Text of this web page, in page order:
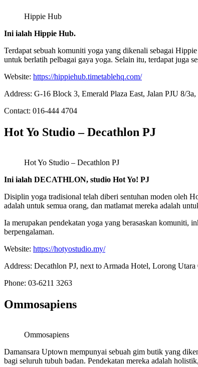
Hippie Hub
Ini ialah Hippie Hub.
Terdapat sebuah komuniti yoga yang dikenali sebagai
untuk berlatih pelbagai gaya yoga. Selain itu, terdapat juga
Website: https://hippiehub.timetablehq.com/
Address: G-16 Block 3, Emerald Plaza East, Jalan PJU 8/
Contact: 016-444 4704
Hot Yo Studio – Decathlon PJ
Hot Yo Studio – Decathlon PJ
Ini ialah DECATHLON, studio Hot Yo! PJ
Disiplin yoga tradisional telah diberi sentuhan moden oleh
adalah untuk semua orang, dan matlamat mereka adalah
Ia merupakan pendekatan yoga yang berasaskan komuniti,
berpengalaman.
Website: https://hotyostudio.my/
Address: Decathlon PJ, next to Armada Hotel, Lorong
Phone: 03-6211 3263
Ommosapiens
Ommosapiens
Damansara Uptown mempunyai sebuah gim butik yang
bagi seluruh tubuh badan. Pendekatan mereka adalah